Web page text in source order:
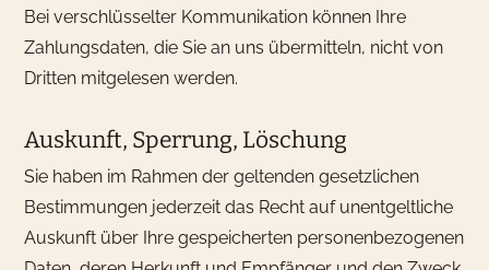
Bei verschlüsselter Kommunikation können Ihre
Zahlungsdaten, die Sie an uns übermitteln, nicht von
Dritten mitgelesen werden.
Auskunft, Sperrung, Löschung
Sie haben im Rahmen der geltenden gesetzlichen
Bestimmungen jederzeit das Recht auf unentgeltliche
Auskunft über Ihre gespeicherten personenbezogenen